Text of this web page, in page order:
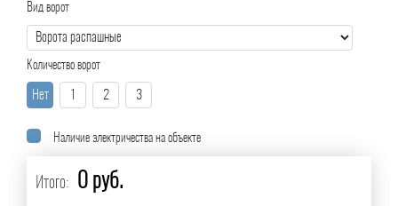
Вид ворот
Количество ворот
Нет 1 2 3
Наличие электричества на объекте
Итого: 0 руб.